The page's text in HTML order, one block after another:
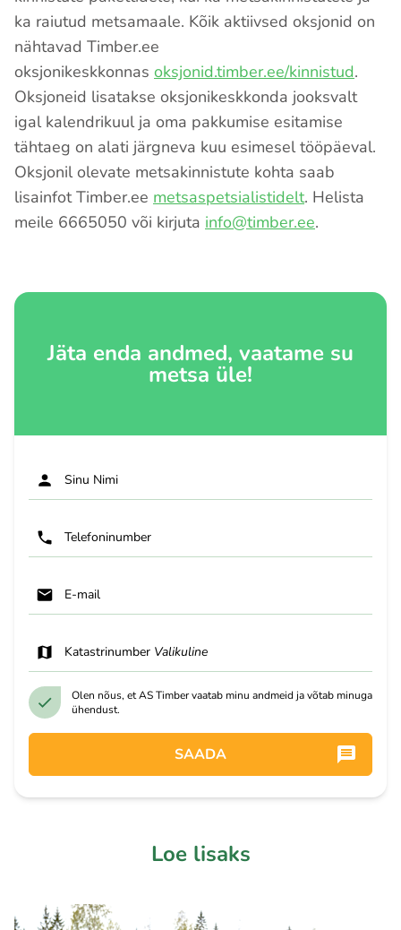
ka raiutud metsamaale. Kõik aktiivsed oksjonid on
nähtavad Timber.ee
oksjonikeskkonnas oksjonid.timber.ee/kinnistud.
Oksjoneid lisatakse oksjonikeskkonda jooksvalt
igal kalendrikuul ja oma pakkumise esitamise
tähtaeg on alati järgneva kuu esimesel tööpäeval.
Oksjonil olevate metsakinnistute kohta saab
lisainfot Timber.ee metsaspetsialistidelt. Helista
meile 6665050 või kirjuta info@timber.ee.
Jäta enda andmed, vaatame su
metsa üle!
Sinu Nimi
Telefoninumber
E-mail
Katastrinumber Valikuline
Olen nõus, et AS Timber vaatab minu andmeid ja võtab minuga
ühendust.
SAADA
Loe lisaks